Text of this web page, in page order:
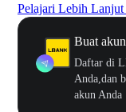
Pelajari Lebih Lanjut
Buat
Daftar di
Anda,dan
akun Anda